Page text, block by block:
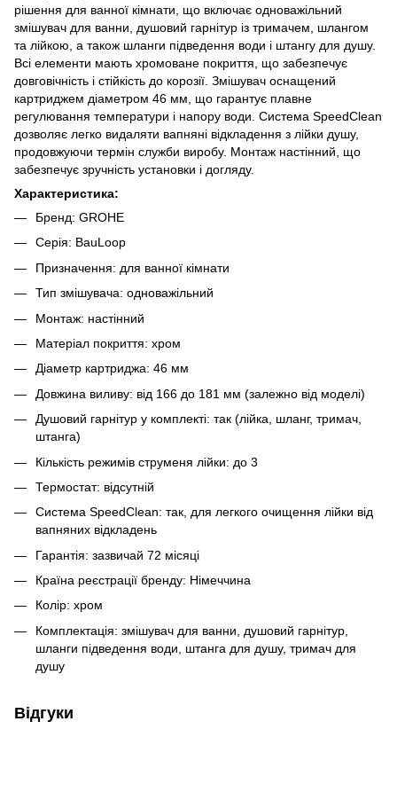
рішення для ванної кімнати, що включає одноважільний
змішувач для ванни, душовий гарнітур із тримачем, шлангом
та лійкою, а також шланги підведення води і штангу для душу.
Всі елементи мають хромоване покриття, що забезпечує
довговічність і стійкість до корозії. Змішувач оснащений
картриджем діаметром 46 мм, що гарантує плавне
регулювання температури і напору води. Система SpeedClean
дозволяє легко видаляти вапняні відкладення з лійки душу,
продовжуючи термін служби виробу. Монтаж настінний, що
забезпечує зручність установки і догляду.
Характеристика:
Бренд: GROHE
Серія: BauLoop
Призначення: для ванної кімнати
Тип змішувача: одноважільний
Монтаж: настінний
Матеріал покриття: хром
Діаметр картриджа: 46 мм
Довжина виливу: від 166 до 181 мм (залежно від моделі)
Душовий гарнітур у комплекті: так (лійка, шланг, тримач,
штанга)
Кількість режимів струменя лійки: до 3
Термостат: відсутній
Система SpeedClean: так, для легкого очищення лійки від
вапняних відкладень
Гарантія: зазвичай 72 місяці
Країна реєстрації бренду: Німеччина
Колір: хром
Комплектація: змішувач для ванни, душовий гарнітур,
шланги підведення води, штанга для душу, тримач для
душу
Відгуки